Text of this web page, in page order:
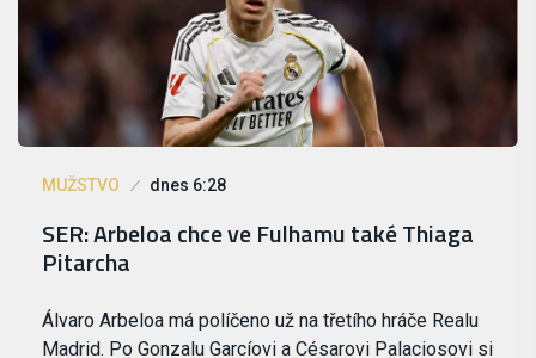
MUŽSTVO dnes 6:28
SER: Arbeloa chce ve Fulhamu také Thiaga
Pitarcha
Álvaro Arbeloa má políčeno už na třetího hráče Realu
Madrid. Po Gonzalu Garcíovi a Césarovi Palaciosovi si